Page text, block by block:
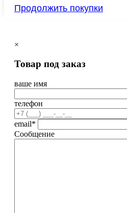
Продолжить покупки
×
Товар под заказ
ваше имя
телефон
email*
Сообщение